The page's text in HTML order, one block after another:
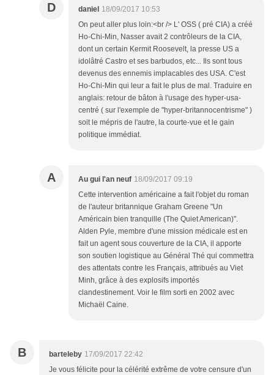
D daniel 18/09/2017 10:53
On peut aller plus loin:<br /> L' OSS ( pré CIA) a créé
Ho-Chi-Min, Nasser avait 2 contrôleurs de la CIA,
dont un certain Kermit Roosevelt, la presse US a
idolâtré Castro et ses barbudos, etc... Ils sont tous
devenus des ennemis implacables des USA. C'est
Ho-Chi-Min qui leur a fait le plus de mal. Traduire en
anglais: retour de bâton à l'usage des hyper-usa-
centré ( sur l'exemple de "hyper-britannocentrisme" )
soit le mépris de l'autre, la courte-vue et le gain
politique immédiat.
A Au gui l'an neuf 18/09/2017 09:19
Cette intervention américaine a fait l'objet du roman
de l'auteur britannique Graham Greene "Un
Américain bien tranquille (The Quiet American)".
Alden Pyle, membre d'une mission médicale est en
fait un agent sous couverture de la CIA, il apporte
son soutien logistique au Général Thé qui commettra
des attentats contre les Français, attribués au Viet
Minh, grâce à des explosifs importés
clandestinement. Voir le film sorti en 2002 avec
Michaël Caine.
B barteleby 17/09/2017 22:42
Je vous félicite pour la célérité extrême de votre censure d'un